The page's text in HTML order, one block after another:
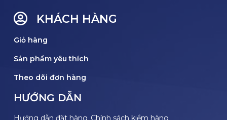
KHÁCH HÀNG
Giỏ hàng
Sản phẩm yêu thích
Theo dõi đơn hàng
HƯỚNG DẪN
Hướng dẫn đặt hàng Chính sách kiểm hàng